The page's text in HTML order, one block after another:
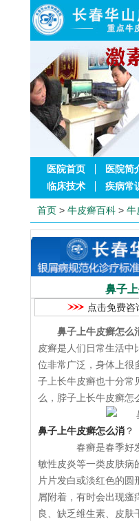
医院首页 医院简
临床技术
疾病常
首页 > 牛皮癣百科 > 牛
鼻子
点击免费
鼻子上牛皮癣怎么
皮癣是人们日常生活中
位非常广泛，身体上很
子上长牛皮癣也十分常
么，脖子上长牛皮癣怎
鼻子上牛皮癣怎么消 ？
春癣是春季好发
敏性皮炎等一类皮肤病
片片发白或淡红色的
屑附着，有时会出现瘙
良、缺乏维生素、皮肤